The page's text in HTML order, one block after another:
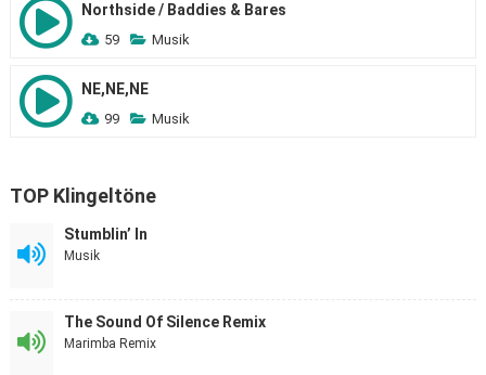
Northside / Baddies & Bares
59 Musik
NE,NE,NE
99 Musik
TOP Klingeltöne
Stumblin’ In
Musik
The Sound Of Silence Remix
Marimba Remix